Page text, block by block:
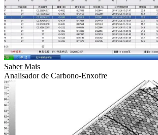
Saber Mais
Analisador de Carbono-Enxofre